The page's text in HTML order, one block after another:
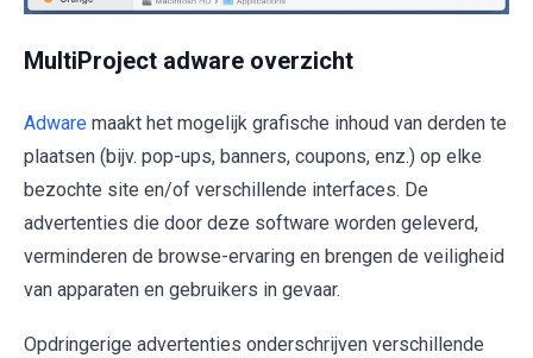
MultiProject adware overzicht
Adware maakt het mogelijk grafische inhoud van derden te
plaatsen (bijv. pop-ups, banners, coupons, enz.) op elke
bezochte site en/of verschillende interfaces. De
advertenties die door deze software worden geleverd,
verminderen de browse-ervaring en brengen de veiligheid
van apparaten en gebruikers in gevaar.
Opdringerige advertenties onderschrijven verschillende